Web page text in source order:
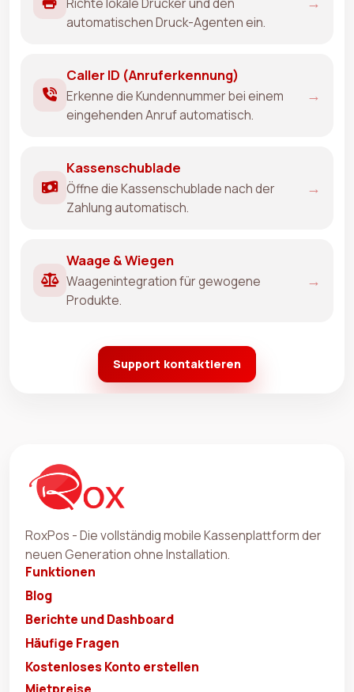
automatischen Druck-Agenten ein.
Caller ID (Anruferkennung)
Erkenne die Kundennummer bei einem
eingehenden Anruf automatisch.
→
Kassenschublade
Öffne die Kassenschublade nach der
Zahlung automatisch.
→
Waage & Wiegen
Waagenintegration für gewogene
Produkte.
→
Support kontaktieren
RoxPos - Die vollständig mobile Kassenplattform der
neuen Generation ohne Installation.
Funktionen
Blog
Berichte und Dashboard
Häufige Fragen
Kostenloses Konto erstellen